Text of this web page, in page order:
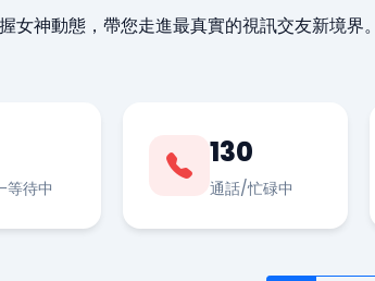
神動態，帶您走進最真實的視訊交友新境界。
等待中
130
通話/忙碌中